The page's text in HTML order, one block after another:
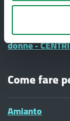
#diciamoNo
donne -
Come fare
Amianto